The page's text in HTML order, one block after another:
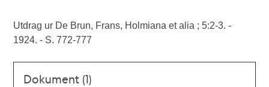
Utdrag ur De Brun, Frans, Holmiana et alia ; 5:2-3. -
1924. - S. 772-777
Dokument (1)